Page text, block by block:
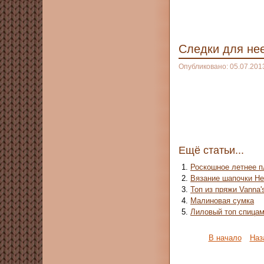
Следки для
Опубликовано:
Ещё статьи...
Роскошное летнее
Вязание шапочки
Топ из пряжи
Малиновая сумка
Лиловый топ
В начало